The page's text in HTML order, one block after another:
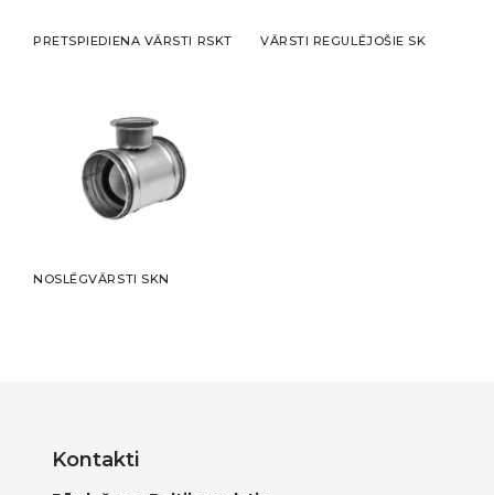
PRETSPIEDIENA VĀRSTI RSKT VĀRSTI REGULĒJOŠIE SK
NOSLĒGVĀRSTI SKN
Kontakti